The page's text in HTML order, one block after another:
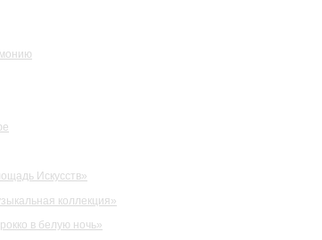
Искусств»
коллекция»
в белую ночь»